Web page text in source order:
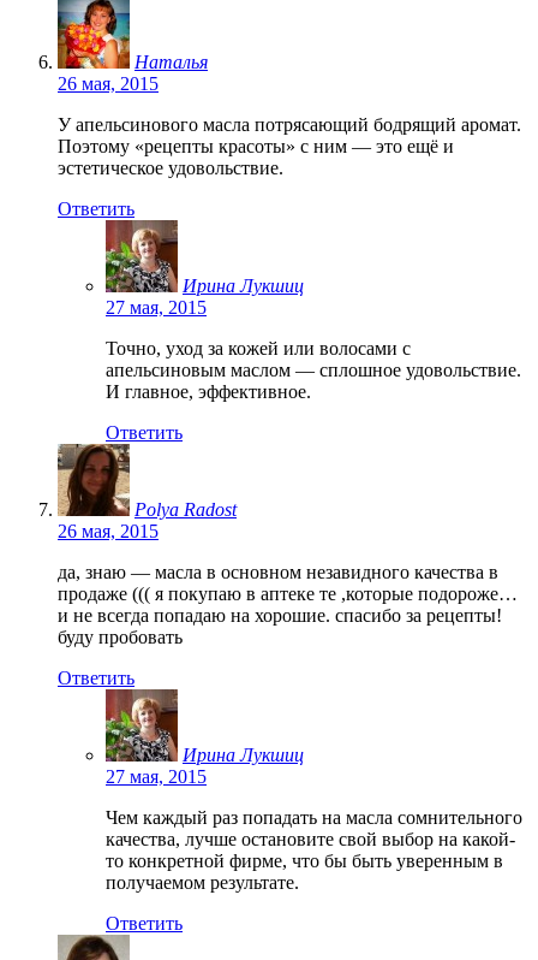
Наталья
26 мая, 2015
У апельсинового масла потрясающий бодрящий аромат.
Поэтому «рецепты красоты» с ним — это ещё и
эстетическое удовольствие.
Ответить
Ирина Лукшиц
27 мая, 2015
Точно, уход за кожей или волосами с
апельсиновым маслом — сплошное удовольствие.
И главное, эффективное.
Ответить
Polya Radost
26 мая, 2015
да, знаю — масла в основном незавидного качества в
продаже ((( я покупаю в аптеке те ,которые подороже…
и не всегда попадаю на хорошие. спасибо за рецепты!
буду пробовать
Ответить
Ирина Лукшиц
27 мая, 2015
Чем каждый раз попадать на масла сомнительного
качества, лучше остановите свой выбор на какой-
то конкретной фирме, что бы быть уверенным в
получаемом результате.
Ответить